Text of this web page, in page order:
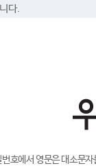
다.
호에서 영문은 대소문